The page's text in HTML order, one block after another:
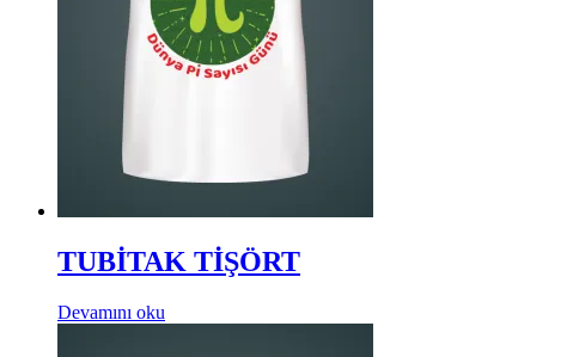
TUBİTAK TİŞÖRT
Devamını oku